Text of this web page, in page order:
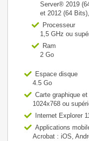
Server® 2019
et 2012 (64 Bits),
Processeur
1,5 GHz ou
Ram
2 Go
Espace disque
4.5 Go
Carte graphique
1024x768 ou
Internet Explorer
Applications
Acrobat : iOS,